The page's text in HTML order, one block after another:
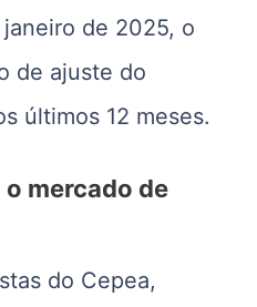
de 2025, o
de ajuste do
últimos 12 meses.
mercado de
do Cepea,